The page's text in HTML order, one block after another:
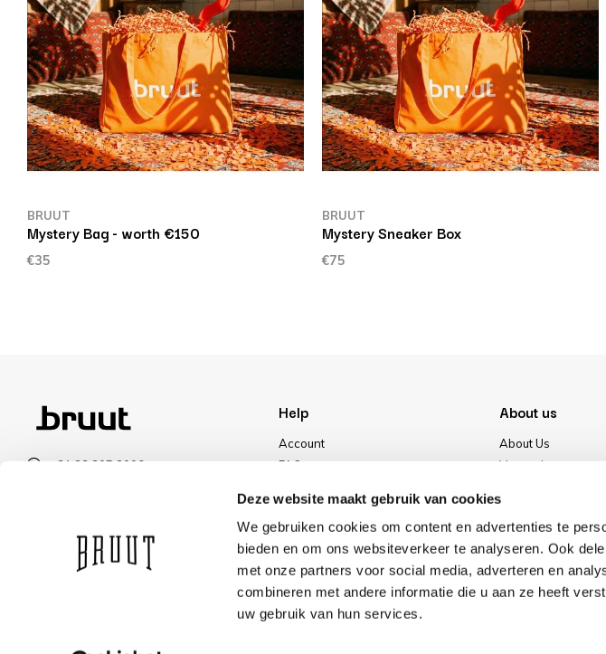
Deze website maakt gebruik van cookies
We gebruiken cookies om content en advertenties te
bieden en om ons websiteverkeer te analyseren. Ook
met onze partners voor social media, adverteren en
combineren met andere informatie die u aan ze heeft
uw gebruik van hun services.
BRUUT
Mystery Bag - worth €150
€35
BRUUT
Mystery Sneaker Box
€75
+31 23 205 2006
VIEW OPENING HOURS
Help
Account
FAQ
Payment Methods
Shipping
Discount
About us
About Us
Vacancies
Our store